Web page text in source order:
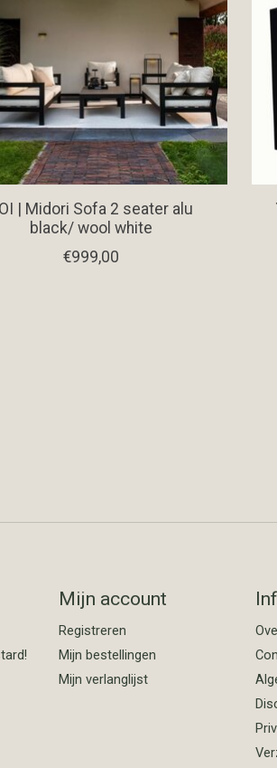
| Midori Sofa 2 seater alu
black/ wool white
€999,00
Mijn account
Registreren
Mijn bestellingen
Mijn verlanglijst